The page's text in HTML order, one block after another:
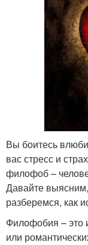
Вы боитесь
вас стресс и
филофоб –
Давайте
разберемся, как
Филофобия – это
или